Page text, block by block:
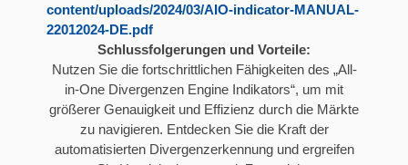
content/uploads/2024/03/AIO-indicator-MANUAL-
22012024-DE.pdf
Schlussfolgerungen und Vorteile:
Nutzen Sie die fortschrittlichen Fähigkeiten des „All-
in-One Divergenzen Engine Indikators“, um mit
größerer Genauigkeit und Effizienz durch die Märkte
zu navigieren. Entdecken Sie die Kraft der
automatisierten Divergenzerkennung und ergreifen